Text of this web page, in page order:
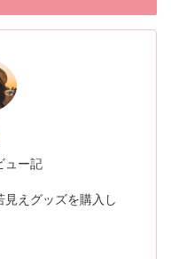
ュー記
えグッズを購入し